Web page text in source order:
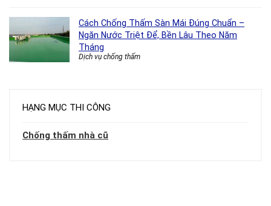
Cách Chống Thấm Sàn Mái Đúng Chuẩn –
Ngăn Nước Triệt Để, Bền Lâu Theo Năm
Tháng
Dịch vụ chống thấm
HẠNG MỤC THI CÔNG
Chống thấm nhà cũ